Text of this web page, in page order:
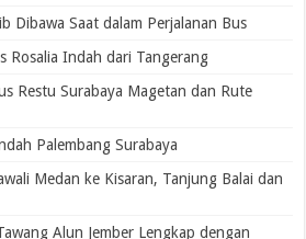
Dibawa Saat dalam Perjalanan Bus
Rosalia Indah dari Tangerang
Restu Surabaya Magetan dan Rute
Palembang Surabaya
Medan ke Kisaran, Tanjung Balai dan
Alun Jember Lengkap dengan